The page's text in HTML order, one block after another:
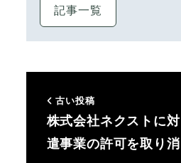
記事一覧
古い投稿
株式会社ネクストに
遣事業の許可を取り